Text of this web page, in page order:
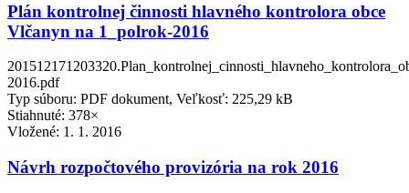
Plán kontrolnej činnosti hlavného kontrolora obce
Vlčanyn na 1_polrok-2016
2016.pdf
Typ súboru: PDF dokument, Veľkosť: 225,29 kB
Stiahnuté: 378×
Vložené: 1. 1. 2016
Návrh rozpočtového provizória na rok 2016